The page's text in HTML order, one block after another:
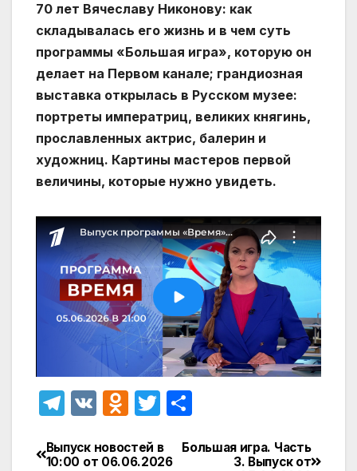
70 лет Вячеславу Никонову: как
складывалась его жизнь и в чем суть
программы «Большая игра», которую он
делает на Первом канале; грандиозная
выставка открылась в Русском музее:
портреты императриц, великих княгинь,
прославленных актрис, балерин и
художниц. Картины мастеров первой
величины, которые нужно увидеть.
T
e
V
O
n
T
itt п
Навигация
Большая игра. Часть
3. Выпуск от
Выпуск новостей в
10:00 от 06.06.2026